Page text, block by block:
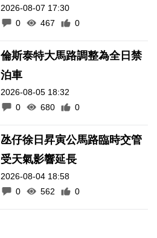
2026-08-07 17:30
0
467 0
倫斯泰特大馬路調整為全日禁
泊車
2026-08-05 18:32
0
680 0
氹仔徐日昇寅公馬路臨時交管
受天氣影響延長
2026-08-04 18:58
0
562 0